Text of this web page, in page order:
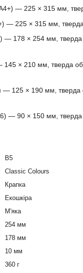
— 225 × 315 мм,
— 225 × 315 мм, тверда
— 178 × 254 мм, тверда
× 210 мм, тверда
— 125 × 190 мм, тверда
— 90 × 150 мм, тверда
B5
Classic Colours
Крапка
Екошкіра
М'яка
254 мм
178 мм
10 мм
360 г